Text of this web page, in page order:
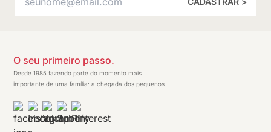
O seu primeiro passo.
Desde 1985 fazendo parte do momento mais
importante de uma família: a chegada dos pequenos.